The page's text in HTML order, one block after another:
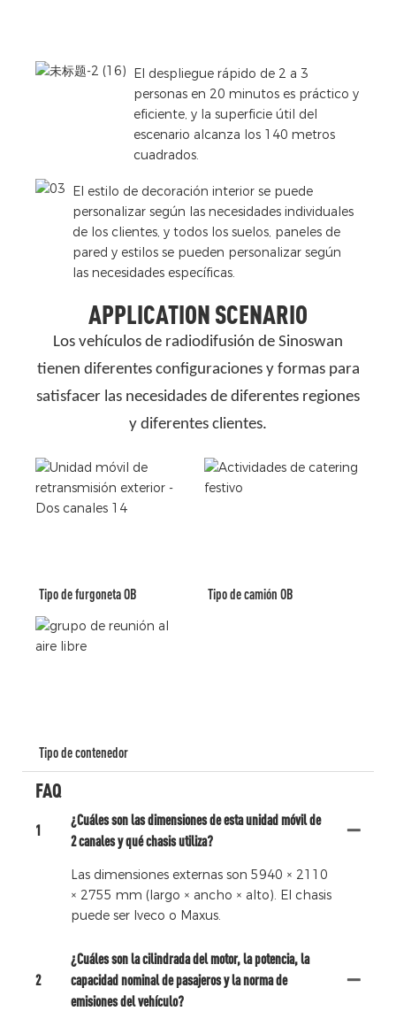
El despliegue rápido de 2 a 3
personas en 20 minutos es práctico y
eficiente, y la superficie útil del
escenario alcanza los 140 metros
cuadrados.
El estilo de decoración interior se puede
personalizar según las necesidades individuales
de los clientes, y todos los suelos, paneles de
pared y estilos se pueden personalizar según
las necesidades específicas.
APPLICATION SCENARIO
Los vehículos de radiodifusión de Sinoswan
tienen diferentes configuraciones y formas para
satisfacer las necesidades de diferentes regiones
y diferentes clientes.
Tipo de furgoneta OB Tipo de camión OB
Tipo de contenedor
FAQ
1
¿Cuáles son las dimensiones de esta unidad móvil de
2 canales y qué chasis utiliza?
Las dimensiones externas son 5940 × 2110
× 2755 mm (largo × ancho × alto). El chasis
puede ser Iveco o Maxus.
2
¿Cuáles son la cilindrada del motor, la potencia, la
capacidad nominal de pasajeros y la norma de
emisiones del vehículo?